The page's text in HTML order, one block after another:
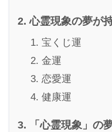
心霊現象の夢が
宝くじ運
金運
恋愛運
健康運
「心霊現象」の